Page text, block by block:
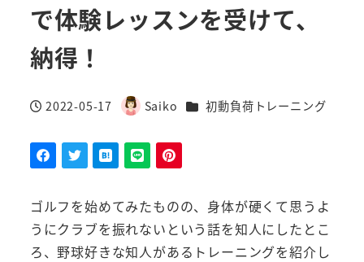
で体験レッスンを受けて、
納得！
投稿日
2022-05-17
著
Saiko カテゴリー
初動負荷トレーニング
ゴルフを始めてみたものの、身体が硬くて思うよ
うにクラブを振れないという話を知人にしたとこ
ろ、野球好きな知人があるトレーニングを紹介し